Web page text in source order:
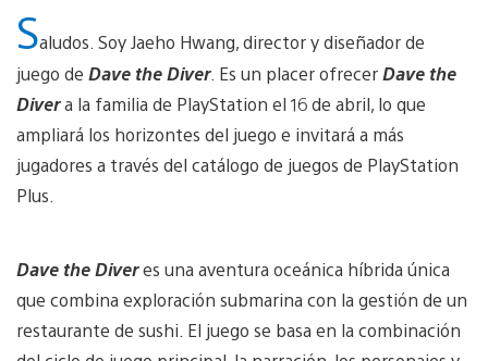
Saludos. Soy Jaeho Hwang, director y diseñador de
juego de Dave the Diver. Es un placer ofrecerDave the
Divera la familia de PlayStation el 16 de abril, lo que
ampliará los horizontes del juego e invitará a más
jugadores a través del catálogo de juegos de PlayStation
Plus.
Dave the Diveres una aventura oceánica híbrida única
que combina exploración submarina con la gestión de un
restaurante de sushi. El juego se basa en la combinación